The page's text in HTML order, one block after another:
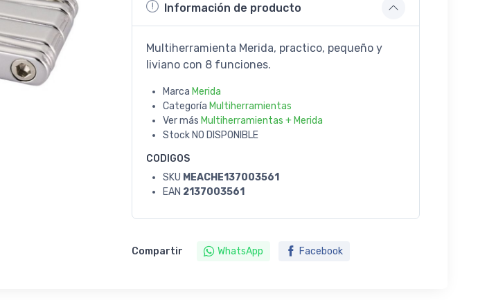
Información de producto
Multiherramienta Merida, practico, pequeño y
liviano con 8 funciones.
Marca Merida
Categoría Multiherramientas
Ver más Multiherramientas + Merida
Stock NO DISPONIBLE
CODIGOS
SKU MEACHE137003561
EAN 2137003561
Compartir WhatsApp Facebook